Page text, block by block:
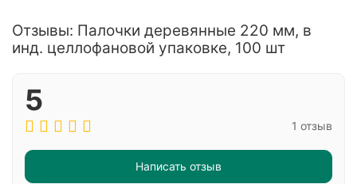
Отзывы: Палочки деревянные 220 мм, в
инд. целлофановой упаковке, 100 шт
5
1 отзыв
Написать отзыв